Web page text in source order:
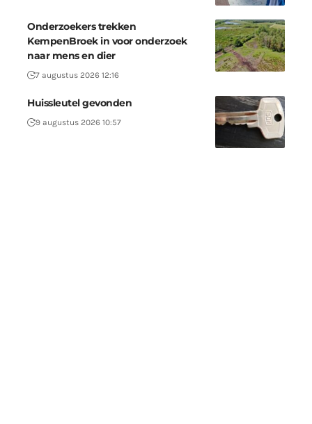
Onderzoekers trekken
KempenBroek in voor onderzoek
naar mens en dier
7 augustus 2026 12:16
Huissleutel gevonden
9 augustus 2026 10:57